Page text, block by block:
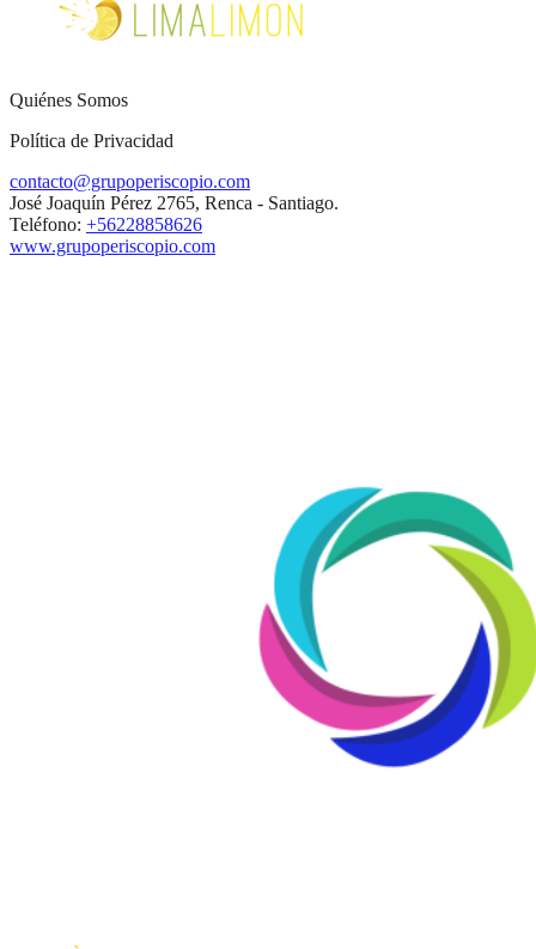
Quiénes Somos
Política de Privacidad
contacto@grupoperiscopio.com
José Joaquín Pérez 2765, Renca - Santiago.
Teléfono: +56228858626
www.grupoperiscopio.com